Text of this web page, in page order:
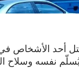
أحد الأشخاص
يُسلّم نفسه وسلاح